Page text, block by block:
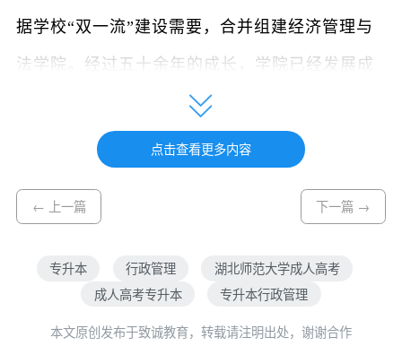
据学校“双一流”建设需要，合并组建经济管理与
法学院。经过五十余年的成长，学院已经发展成
为湖北师范大学办学历史较久、综合实力较强、
发展势头较快、社会影响较大的学院之一。
学院的重点建设专业之一，依托学院多学科交叉
的有机结合，把学生培养成为以行政管理为核
心，掌握管理学理论知识与实践技能，熟悉政治
点击查看更多内容
← 上一篇 下一篇 →
专升本 行政管理
湖北师范大学成人高考
成人高考专升本
专升本行政管理
本文原创发布于致诚教育，转载请注明出处，谢谢合作